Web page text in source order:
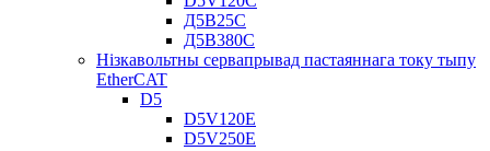
Д5В25С
Д5В380С
Нізкавольтны сервапрывад пастаяннага току тыпу
EtherCAT
D5
D5V120E
D5V250E